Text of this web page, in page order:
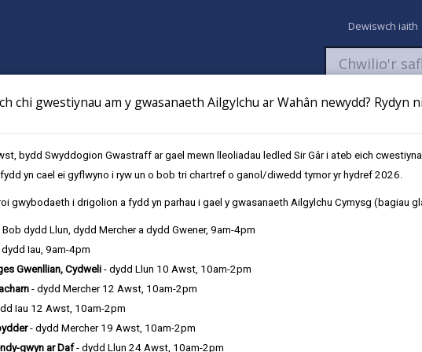
chi gwestiynau am y gwasanaeth Ailgylchu ar Wahân newydd? Rydyn
bydd Swyddogion Gwastraff ar gael mewn lleoliadau ledled Sir Gâr i ateb eich
yn cael ei gyflwyno i ryw un o bob tri chartref o ganol/diwedd tymor yr hydref 2026.
gwybodaeth i drigolion a fydd yn parhau i gael y gwasanaeth Ailgylchu Cymysg (bagiau
Bob dydd Llun, dydd Mercher a dydd Gwener, 9am-4pm
Iau, 9am-4pm
Gwenllian, Cydweli - dydd Llun 10 Awst, 10am-2pm
- dydd Mercher 12 Awst, 10am-2pm
Iau 12 Awst, 10am-2pm
- dydd Mercher 19 Awst, 10am-2pm
gwyn ar Daf- dydd Llun 24 Awst, 10am-2pm
Dewiswch iaith
Democratiaeth Newyddion
Fy Nghyfrifon Talu Cyflwyno cais